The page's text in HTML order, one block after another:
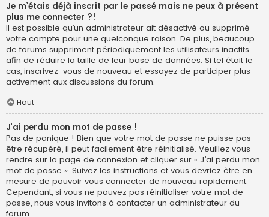
Je m’étais déjà inscrit par le passé mais ne peux à présent
plus me connecter ?!
Il est possible qu’un administrateur ait désactivé ou supprimé
votre compte pour une quelconque raison. De plus, beaucoup
de forums suppriment périodiquement les utilisateurs inactifs
afin de réduire la taille de leur base de données. Si tel était le
cas, inscrivez-vous de nouveau et essayez de participer plus
activement aux discussions du forum.
Haut
J’ai perdu mon mot de passe !
Pas de panique ! Bien que votre mot de passe ne puisse pas
être récupéré, il peut facilement être réinitialisé. Veuillez vous
rendre sur la page de connexion et cliquer sur « J’ai perdu mon
mot de passe ». Suivez les instructions et vous devriez être en
mesure de pouvoir vous connecter de nouveau rapidement.
Cependant, si vous ne pouvez pas réinitialiser votre mot de
passe, nous vous invitons à contacter un administrateur du
forum.